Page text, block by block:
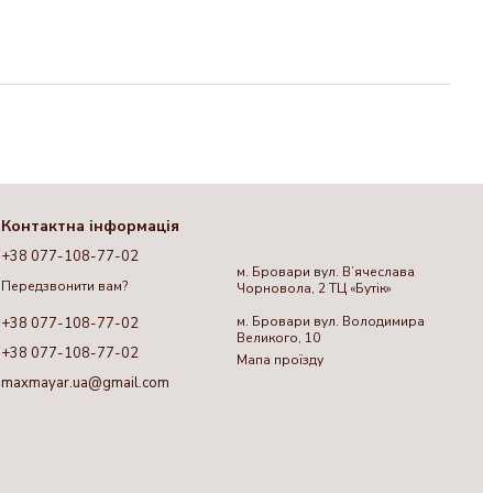
Контактна інформація
+38 077-108-77-02
Передзвонити вам?
+38 077-108-77-02
+38 077-108-77-02
maxmayar.ua@gmail.com
м. Бровари вул. Вʼячеслава
Чорновола, 2 ТЦ «Бутік»
м. Бровари вул. Володимира
Великого, 10
Мапа проїзду